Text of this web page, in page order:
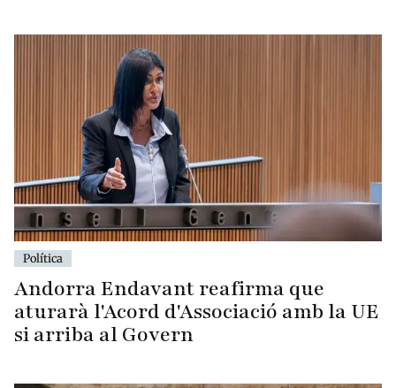
Política
Andorra Endavant reafirma que
aturarà l'Acord d'Associació amb la UE
si arriba al Govern